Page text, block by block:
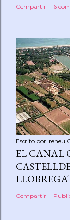
Compartir 6
Escrito por Ireneu
EL CANAL
Compartir